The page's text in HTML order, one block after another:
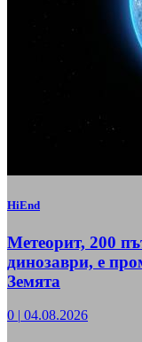
HiEnd
Метеорит, 200
динозаври, е
Земята
0 | 04.08.2026